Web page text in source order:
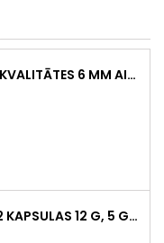
AUGSTĀKĀS KVALITĀTES 6 MM AIRSOFT LODĪTES 0,20 G – 1000 GAB., NEAIZĶERAS, PRECĪZA ŠAUŠANA
AIRSOFT CO2 KAPSULAS 12 G, 5 GAB. IEPAKOJUMĀ – RAŽOTAS UNGĀRIJĀ, ES, AUGSTĀKĀ KVALITĀTE